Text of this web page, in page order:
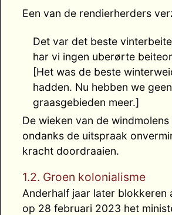
Een van de rendierherders
Det var det beste
har vi ingen uberørte
[Het was de beste
hadden. Nu hebben we
graasgebieden meer.]
De wieken van de windmolens
ondanks de uitspraak
kracht doordraaien.
1.2. Groen kolonialisme
Anderhalf jaar later blokkeren
op 28 februari 2023 het